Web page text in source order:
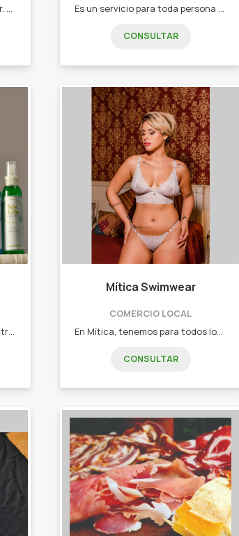
Artesanías en pañolenci y bazar. - Souvenir. - Centro de mesas. - Tazas y tazones. - Set de mate. - Mates. Es un servicio para toda persona que necesita alivio y bienestar. - Masajes descontracturantes. - Relajantes. - Piedras calientes. - Drenaje linfático. - Deportivo. - Elongación asistida. - Pedicura. - Depilación.
CONSULTAR
Mítica Swimwear
COMERCIO LOCAL
En Mítica, tenemos para todos los gustos y cuerpos! El estilo no tiene talla ❤️‍🩹 Lencería: - Bikinis - Bodys - Medias - Colales - Conjuntos Eróticos - Conjuntos deportivos - Conjuntos varios
CONSULTAR